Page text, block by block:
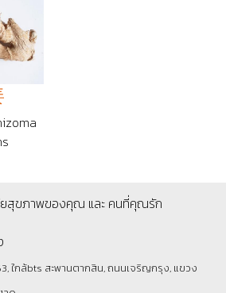
ใยสุขภาพของคุณ และ คนที่คุณรัก
ใกล้bts สะพานตากสิน, ถนนเจริญกรุง, แขวง